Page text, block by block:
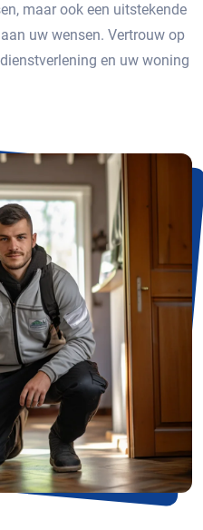
maar ook een uitstekende
uw wensen. Vertrouw op
en uw woning